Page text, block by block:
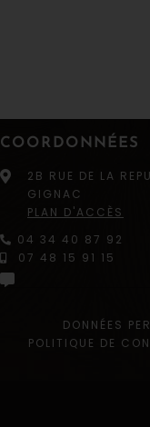
COORDONNÉES
2B RUE DE LA
GIGNAC
PLAN D'ACCÈS
04 34 40 87 92
07 48 15 91 15
DONNÉES
POLITIQUE DE